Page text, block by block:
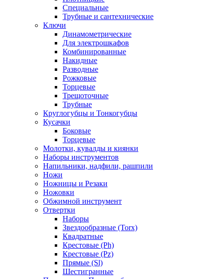
Специальные
Трубные и сантехнические
Ключи
Динамометрические
Для электрошкафов
Комбинированные
Накидные
Разводные
Рожковые
Торцевые
Трещоточные
Трубные
Круглогубцы и Тонкогубцы
Кусачки
Боковые
Торцевые
Молотки, кувалды и киянки
Наборы инструментов
Напильники, надфили, рашпили
Ножи
Ножницы и Резаки
Ножовки
Обжимной инструмент
Отвертки
Наборы
Звездообразные (Torx)
Квадратные
Крестовые (Ph)
Крестовые (Pz)
Прямые (Sl)
Шестигранные